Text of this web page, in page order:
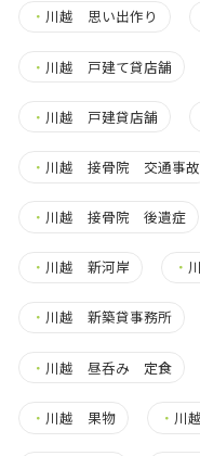
・ 川越 思い出作り
・ 川越 戸建て貸店舗
・ 川越 戸建貸店舗
・ 川越 接骨院 交通事故
・ 川越 接骨院 後遺症
・ 川越 新河岸 ・
・ 川越 新築貸事務所
・ 川越 昼呑み 定食
・ 川越 果物 ・ 川